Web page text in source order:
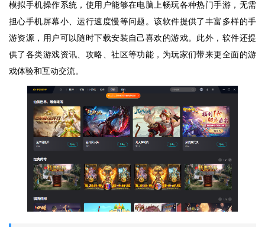
模拟手机操作系统，使用户能够在电脑上畅玩各种热门手游，无需
担心手机屏幕小、运行速度慢等问题。该软件提供了丰富多样的手
游资源，用户可以随时下载安装自己喜欢的游戏。此外，软件还提
供了各类游戏资讯、攻略、社区等功能，为玩家们带来更全面的游
戏体验和互动交流。